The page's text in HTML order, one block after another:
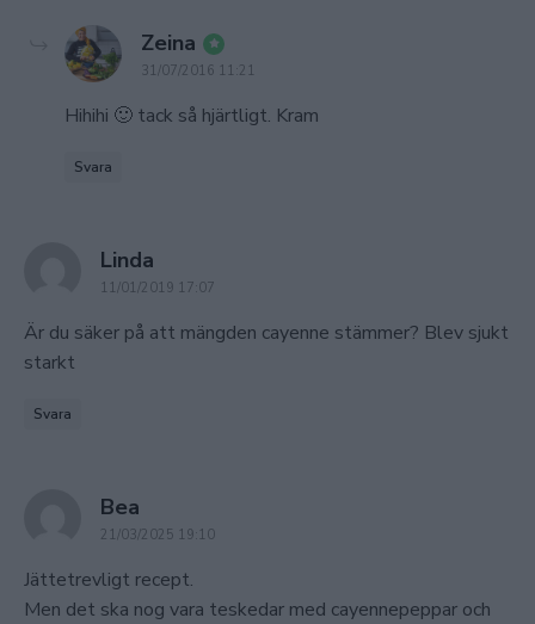
Zeina says:
31/07/2016 11:21
Hihihi 🙂 tack så hjärtligt. Kram
Svara
Linda
11/01/2019 17:07
Är du säker på att mängden cayenne stämmer? Blev sjukt
starkt
Svara
Bea
21/03/2025 19:10
Jättetrevligt recept.
Men det ska nog vara teskedar med cayennepeppar och